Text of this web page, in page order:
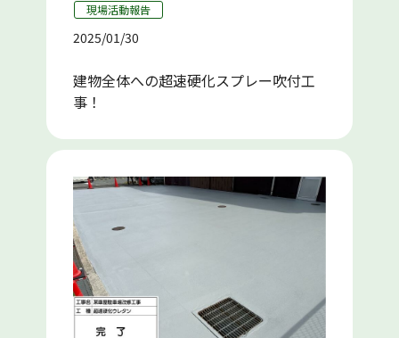
現場活動報告
2025/01/30
建物全体への超速硬化スプレー吹付工
事！